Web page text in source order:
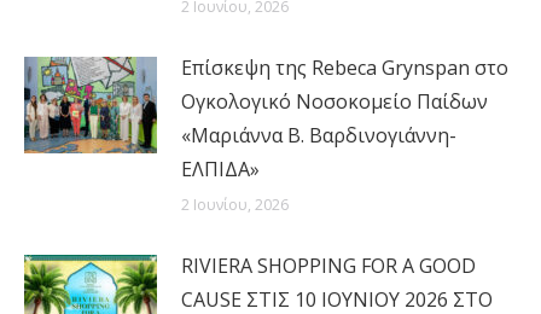
2 Ιουνίου, 2026
Επίσκεψη της Rebeca Grynspan στο
Ογκολογικό Νοσοκομείο Παίδων
«Μαριάννα Β. Βαρδινογιάννη-
ΕΛΠΙΔΑ»
2 Ιουνίου, 2026
RIVIERA SHOPPING FOR A GOOD
CAUSE ΣΤΙΣ 10 ΙΟΥΝΙΟΥ 2026 ΣΤΟ